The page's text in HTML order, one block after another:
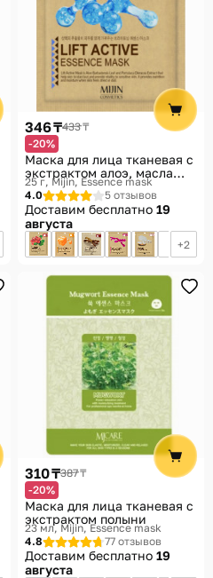
346 ₸433 ₸
-20%
Маска для лица тканевая с
экстрактом алоэ, масла
ши, жожоба
25 г Mijin, Essence mask
4.0
5 отзывов
Доставим бесплатно 19
августа
2
310 ₸387 ₸
-20%
Маска для лица тканевая с
экстрактом полыни
23 мл Mijin, Essence mask
4.8
77 отзывов
Доставим бесплатно 19
августа